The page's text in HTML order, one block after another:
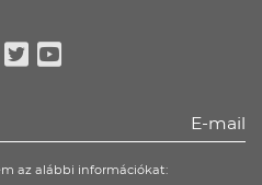
az alábbi információkat: